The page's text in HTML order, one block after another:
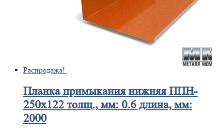
Распродажа!
Планкапримыкания нижняя ППН-
250х122 толщ., мм: 0.6 длина, мм:
2000